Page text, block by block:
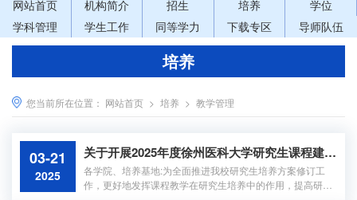
网站首页 机构简介 招生 培养
学位
学科管理
学生工作 同等学力 下载专区 导师队伍
培养
您当前所在位置： 网站首页 > 培养 > 教学管理
03-21
2025
关于开展2025年度徐州医科大学研究生课程建设的通知
各学院、培养基地:为全面推进我校研究生培养方案修订工
作，更好地发挥课程教学在研究生培养中的作用，提高研究